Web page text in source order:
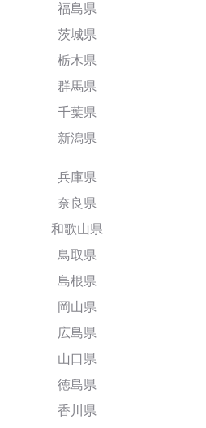
福島県
茨城県
栃木県
群馬県
千葉県
新潟県
兵庫県
奈良県
和歌山県
鳥取県
島根県
岡山県
広島県
山口県
徳島県
香川県